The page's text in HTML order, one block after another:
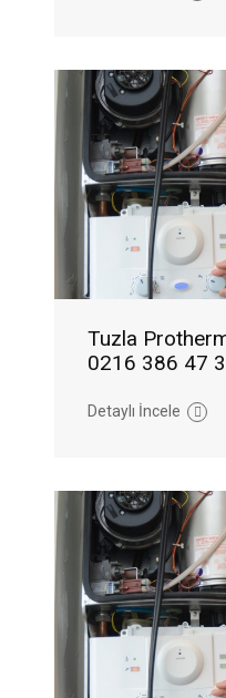
Tuzla
0216 386 47
Detaylı İncele